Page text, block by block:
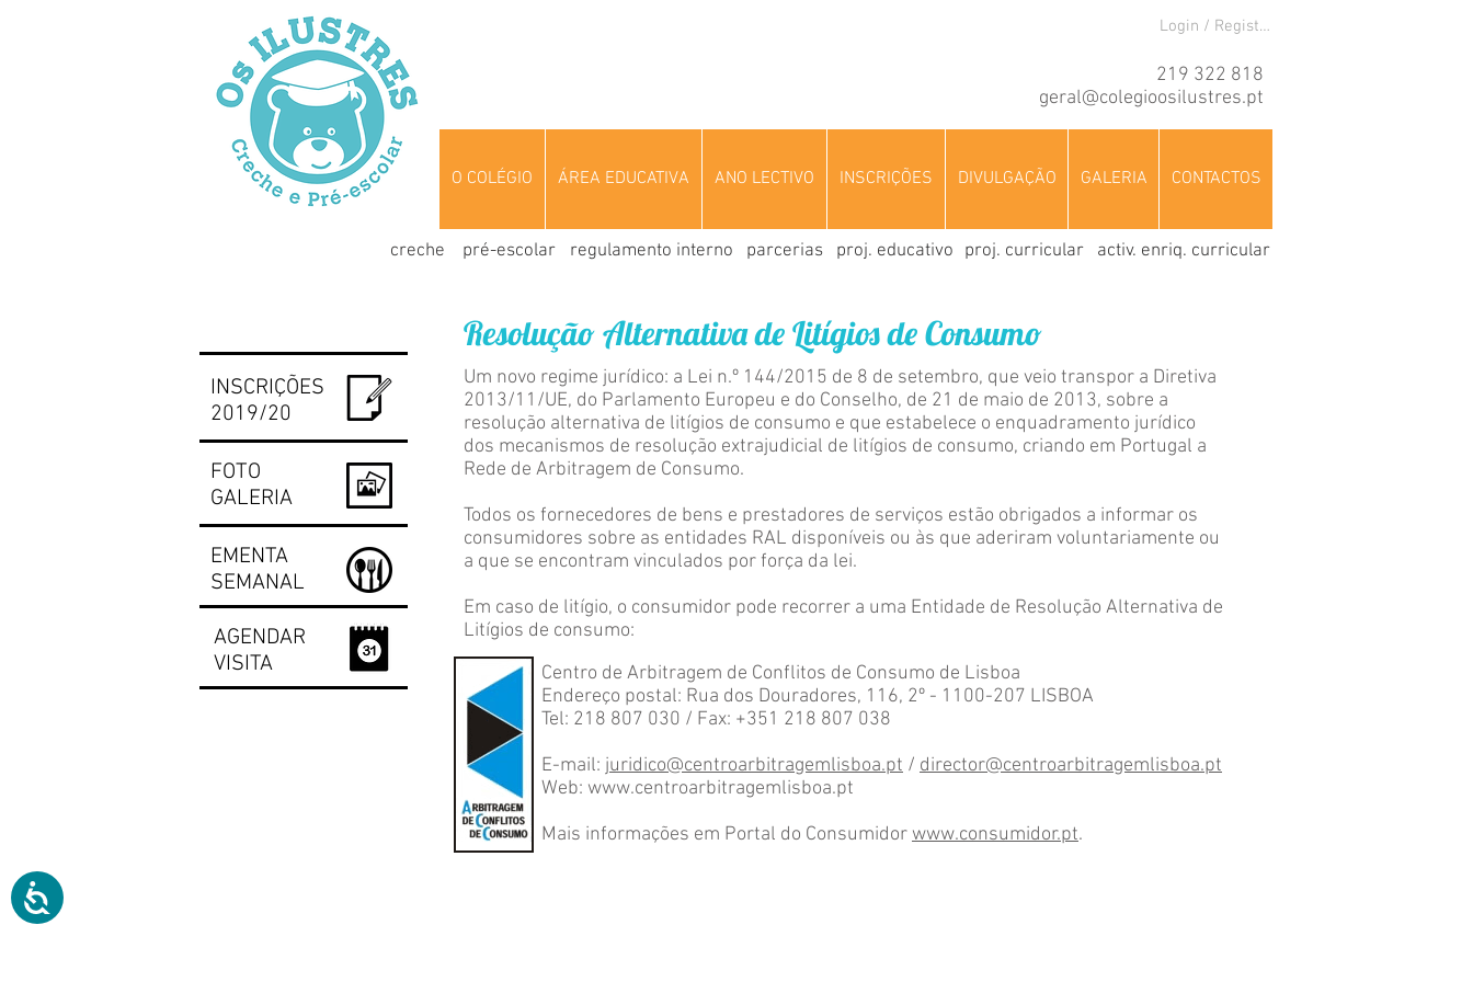
Login / Registre-se
219 322 818
geral@colegioosilustres.pt
O COLÉGIO ÁREA EDUCATIVA ANO LECTIVO INSCRIÇÕES DIVULGAÇÃO GALERIA CONTACTOS
Resolução Alternativa de Litígios de Consumo
AGENDAR
VISITA
EMENTA
SEMANAL
FOTO
GALERIA
creche pré-escolar regulamento interno parcerias proj. educativo proj. curricular activ. enriq. curricular
Um novo regime jurídico: a Lei n.º 144/2015 de 8 de setembro, que veio transpor a Diretiva
2013/11/UE, do Parlamento Europeu e do Conselho, de 21 de maio de 2013, sobre a
resolução alternativa de litígios de consumo e que estabelece o enquadramento jurídico
dos mecanismos de resolução extrajudicial de litígios de consumo, criando em Portugal a
Rede de Arbitragem de Consumo.
Todos os fornecedores de bens e prestadores de serviços estão obrigados a informar os
consumidores sobre as entidades RAL disponíveis ou às que aderiram voluntariamente ou
a que se encontram vinculados por força da lei.
Em caso de litígio, o consumidor pode recorrer a uma Entidade de Resolução Alternativa de
Litígios de consumo:
Centro de Arbitragem de Conflitos de Consumo de Lisboa
Endereço postal: Rua dos Douradores, 116, 2º - 1100-207 LISBOA
Tel: 218 807 030 / Fax: +351 218 807 038
E-mail: juridico@centroarbitragemlisboa.pt / director@centroarbitragemlisboa.pt
Web: www.centroarbitragemlisboa.pt
Mais informações em Portal do Consumidor www.consumidor.pt.
INSCRIÇÕES
2019/20